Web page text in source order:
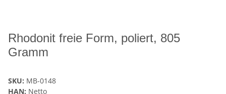
Rhodonit freie Form, poliert, 805
Gramm
SKU: MB-0148
HAN: Netto